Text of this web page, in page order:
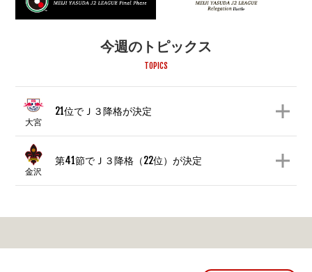
今週のトピックス
TOPICS
大宮
21位でＪ３降格が決定
金沢
第41節でＪ３降格（22位）が決定